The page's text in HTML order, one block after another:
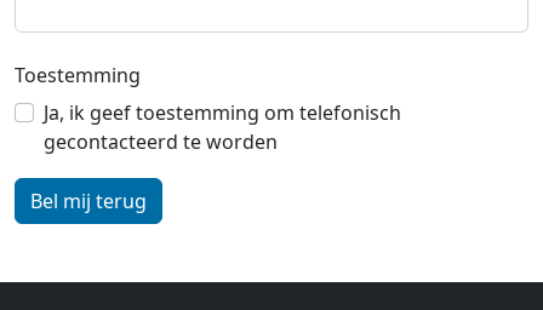
Toestemming
Ja, ik geef toestemming om telefonisch
gecontacteerd te worden